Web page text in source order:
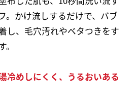
。かけ流しするだけで、バブ
し、毛穴汚れやベタつきをす
冷めしにくく、うるおいある